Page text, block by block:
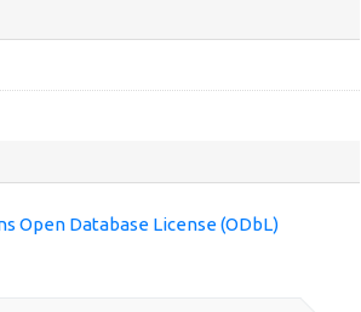
Open Database License (ODbL)